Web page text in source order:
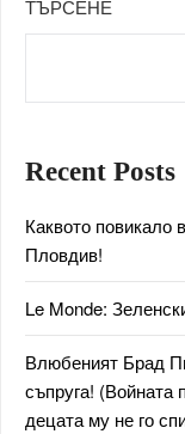
ТЪРСЕНЕ
Recent Posts
Каквото повикало
Пловдив!
Le Monde:
Влюбеният Брад
съпруга! (Войната
децата му не го